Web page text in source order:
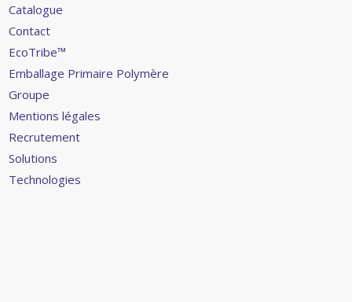
Catalogue
Contact
EcoTribe™
Emballage Primaire Polymère
Groupe
Mentions légales
Recrutement
Solutions
Technologies